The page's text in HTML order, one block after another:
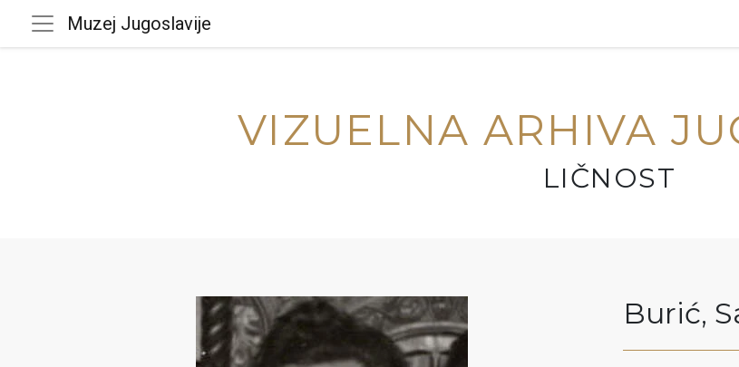
Muzej Jugoslavije
VIZUELNA ARHIVA
LIČNOST
Burić,